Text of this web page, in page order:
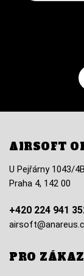
AIRSOFT
U Pejřárny 1043/4B
Praha 4, 142 00
+420 224 941
PRO